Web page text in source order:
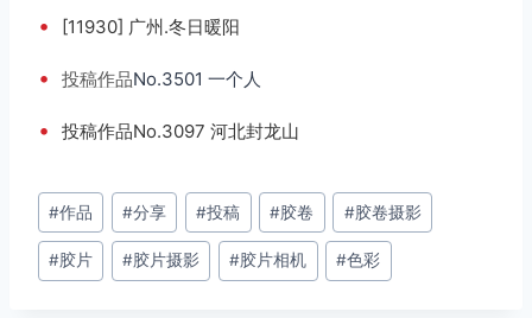
• [11930] 广州.冬日暖阳
• 投稿作品No.3501 一个人
• 投稿作品No.3097 河北封龙山
文
章
标
#作品 #分享 #投稿 #胶卷 #胶卷摄影
#胶片 #胶片摄影 #胶片相机 #色彩